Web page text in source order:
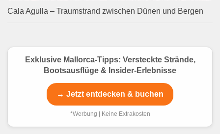
Cala Agulla – Traumstrand zwischen Dünen und Bergen
Exklusive Mallorca-Tipps: Versteckte Strände,
Bootsausflüge & Insider-Erlebnisse
→ Jetzt entdecken & buchen
*Werbung | Keine Extrakosten